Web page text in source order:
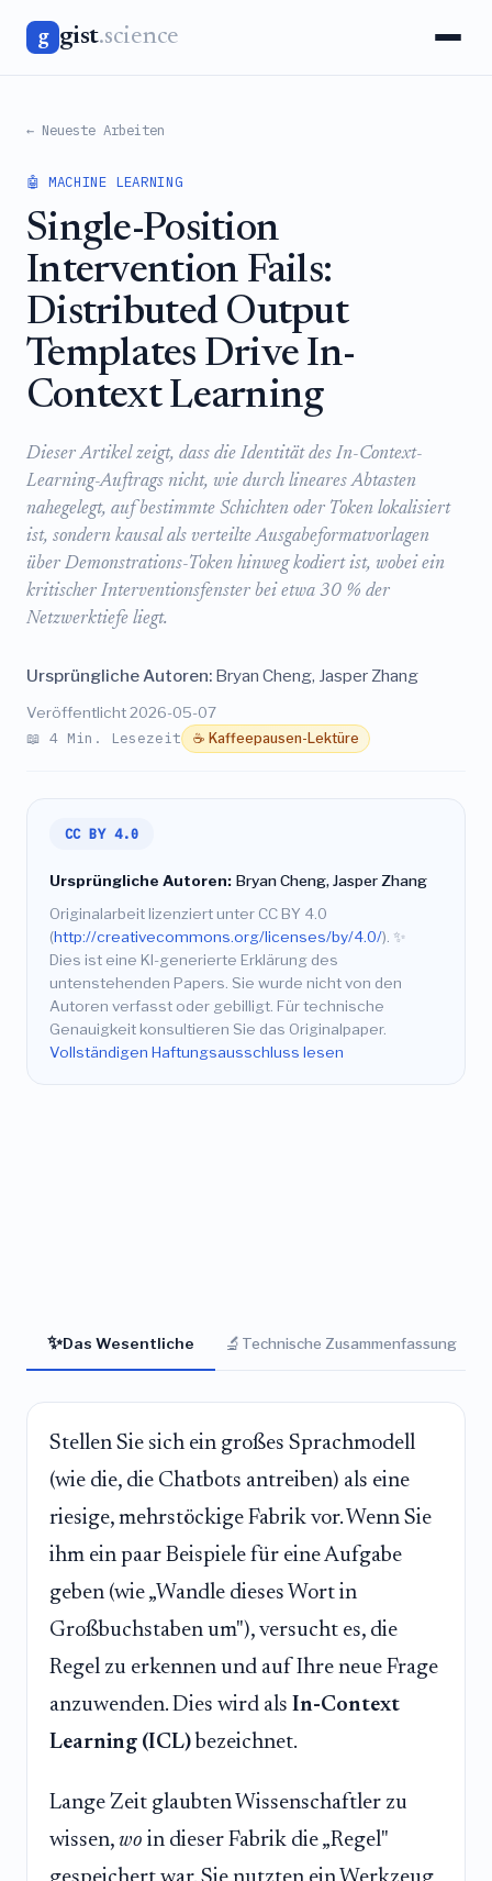
g gist.science
← Neueste Arbeiten
🤖 MACHINE LEARNING
Single-Position
Intervention Fails:
Distributed Output
Templates Drive In-
Context Learning
Dieser Artikel zeigt, dass die Identität des In-Context-
Learning-Auftrags nicht, wie durch lineares Abtasten
nahegelegt, auf bestimmte Schichten oder Token lokalisiert
ist, sondern kausal als verteilte Ausgabeformatvorlagen
über Demonstrations-Token hinweg kodiert ist, wobei ein
kritischer Interventionsfenster bei etwa 30 % der
Netzwerktiefe liegt.
Ursprüngliche Autoren: Bryan Cheng, Jasper Zhang
Veröffentlicht 2026-05-07
📖 4 Min. Lesezeit ☕ Kaffeepausen-Lektüre
CC BY 4.0
Ursprüngliche Autoren: Bryan Cheng, Jasper Zhang
Originalarbeit lizenziert unter CC BY 4.0
(http://creativecommons.org/licenses/by/4.0/). ✨
Dies ist eine KI-generierte Erklärung des
untenstehenden Papers. Sie wurde nicht von den
Autoren verfasst oder gebilligt. Für technische
Genauigkeit konsultieren Sie das Originalpaper.
Vollständigen Haftungsausschluss lesen
✨Das Wesentliche 🔬 Technische Zusammenfassung
Stellen Sie sich ein großes Sprachmodell
(wie die, die Chatbots antreiben) als eine
riesige, mehrstöckige Fabrik vor. Wenn Sie
ihm ein paar Beispiele für eine Aufgabe
geben (wie „Wandle dieses Wort in
Großbuchstaben um"), versucht es, die
Regel zu erkennen und auf Ihre neue Frage
anzuwenden. Dies wird als In-Context
Learning (ICL) bezeichnet.
Lange Zeit glaubten Wissenschaftler zu
wissen, wo in dieser Fabrik die „Regel"